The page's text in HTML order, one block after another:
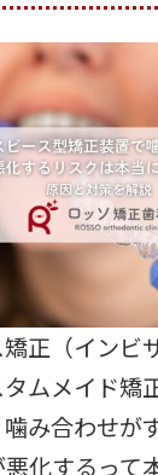
矯正（インビ
ムメイド矯
み合わせが
悪化するって